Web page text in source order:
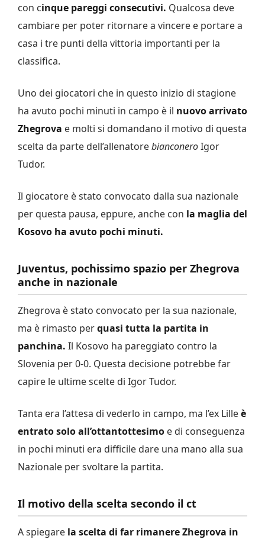
con cinque pareggi consecutivi. Qualcosa deve
cambiare per poter ritornare a vincere e portare a
casa i tre punti della vittoria importanti per la
classifica.
Uno dei giocatori che in questo inizio di stagione
ha avuto pochi minuti in campo è il nuovo arrivato
Zhegrova e molti si domandano il motivo di questa
scelta da parte dell’allenatorebianconeroIgor
Tudor.
Il giocatore è stato convocato dalla sua nazionale
per questa pausa, eppure, anche con la maglia del
Kosovo ha avuto pochi minuti.
Juventus, pochissimo spazio per Zhegrova
anche in nazionale
Zhegrova è stato convocato per la sua nazionale,
ma è rimasto perquasi tutta la partita in
panchina. Il Kosovo ha pareggiato contro la
Slovenia per 0-0. Questa decisione potrebbe far
capire le ultime scelte di Igor Tudor.
Tanta era l’attesa di vederlo in campo, ma l’ex Lilleè
entrato solo all’ottantottesimo e di conseguenza
in pochi minuti era difficile dare una mano alla sua
Nazionale per svoltare la partita.
Il motivo della scelta secondo il ct
A spiegare la scelta di far rimanere Zhegrova in